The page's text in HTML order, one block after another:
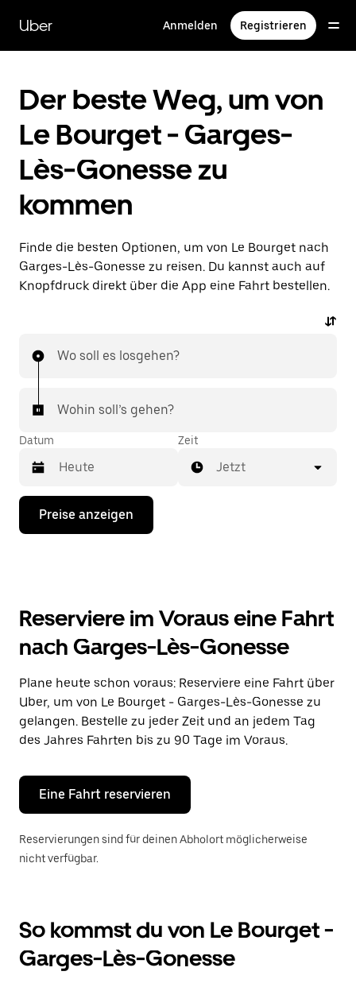
zum
Hauptinhalt
Uber Anmelden Registrieren
Der beste Weg, um von
Le Bourget - Garges-
Lès-Gonesse zu
kommen
Finde die besten Optionen, um von Le Bourget nach
Garges-Lès-Gonesse zu reisen. Du kannst auch auf
Knopfdruck direkt über die App eine Fahrt bestellen.
Wo soll es losgehen?
Wohin soll’s gehen?
Datum
Drücke
Nach-
Kalender
interagieren
ein
Datum
auszuwählen.
Drücke
die
Escape-
um
den
Kalender
schließen.
Zeit
Jetzt
Preise anzeigen
Reserviere im Voraus eine Fahrt
nach Garges-Lès-Gonesse
Plane heute schon voraus: Reserviere eine Fahrt über
Uber, um von Le Bourget - Garges-Lès-Gonesse zu
gelangen. Bestelle zu jeder Zeit und an jedem Tag
des Jahres Fahrten bis zu 90 Tage im Voraus.
Eine Fahrt reservieren
Reservierungen sind für deinen Abholort möglicherweise
nicht verfügbar.
So kommst du von Le Bourget -
Garges-Lès-Gonesse